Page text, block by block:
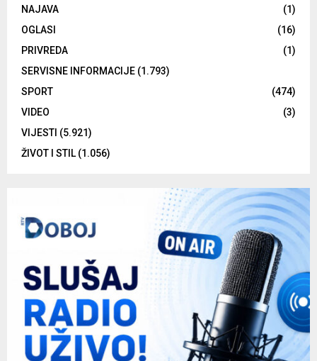
NAJAVA
(1)
OGLASI
(16)
PRIVREDA
(1)
SERVISNE INFORMACIJE (1.793)
SPORT
(474)
VIDEO
(3)
VIJESTI (5.921)
ŽIVOT I STIL(1.056)